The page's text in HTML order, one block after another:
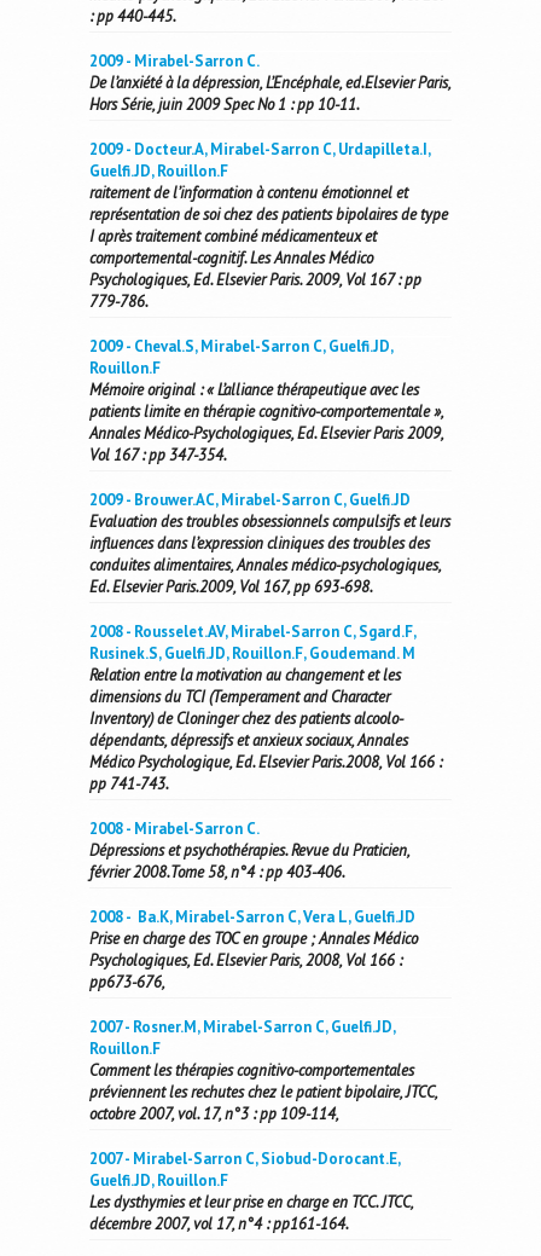
: pp 440-445.
2009 - Mirabel-Sarron C.
De l’anxiété à la dépression, L’Encéphale, ed.Elsevier Paris,
Hors Série, juin 2009 Spec No 1 : pp 10-11.
2009 - Docteur.A, Mirabel-Sarron C, Urdapilleta.I,
Guelfi.JD, Rouillon.F
raitement de l’information à contenu émotionnel et
représentation de soi chez des patients bipolaires de type
I après traitement combiné médicamenteux et
comportemental-cognitif. Les Annales Médico
Psychologiques, Ed. Elsevier Paris. 2009, Vol 167 : pp
779-786.
2009 - Cheval.S, Mirabel-Sarron C, Guelfi.JD,
Rouillon.F
Mémoire original : « L’alliance thérapeutique avec les
patients limite en thérapie cognitivo-comportementale »,
Annales Médico-Psychologiques, Ed. Elsevier Paris 2009,
Vol 167 : pp 347-354.
2009 - Brouwer.AC, Mirabel-Sarron C, Guelfi.JD
Evaluation des troubles obsessionnels compulsifs et leurs
influences dans l’expression cliniques des troubles des
conduites alimentaires, Annales médico-psychologiques,
Ed. Elsevier Paris.2009, Vol 167, pp 693-698.
2008 - Rousselet.AV, Mirabel-Sarron C, Sgard.F,
Rusinek.S, Guelfi.JD, Rouillon.F, Goudemand. M
Relation entre la motivation au changement et les
dimensions du TCI (Temperament and Character
Inventory) de Cloninger chez des patients alcoolo-
dépendants, dépressifs et anxieux sociaux, Annales
Médico Psychologique, Ed. Elsevier Paris.2008, Vol 166 :
pp 741-743.
2008 - Mirabel-Sarron C.
Dépressions et psychothérapies. Revue du Praticien,
février 2008.Tome 58, n°4 : pp 403-406.
2008 - Ba.K, Mirabel-Sarron C, Vera L, Guelfi.JD
Prise en charge des TOC en groupe ; Annales Médico
Psychologiques, Ed. Elsevier Paris, 2008, Vol 166 :
pp673-676,
2007 - Rosner.M, Mirabel-Sarron C, Guelfi.JD,
Rouillon.F
Comment les thérapies cognitivo-comportementales
préviennent les rechutes chez le patient bipolaire, JTCC,
octobre 2007, vol. 17, n°3 : pp 109-114,
2007 - Mirabel-Sarron C, Siobud-Dorocant.E,
Guelfi.JD, Rouillon.F
Les dysthymies et leur prise en charge en TCC. JTCC,
décembre 2007, vol 17, n°4 : pp161-164.